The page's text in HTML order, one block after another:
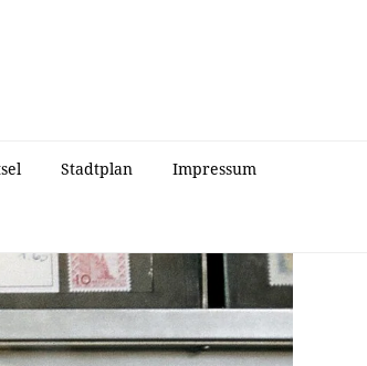
Stadtplan Impressum